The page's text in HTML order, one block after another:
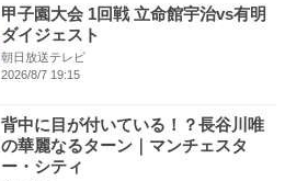
甲子園大会 1回戦 立命館宇治vs有明
ダイジェスト
朝日放送テレビ
2026/8/7 19:15
背中に目が付いている！？長谷川唯
の華麗なるターン｜マンチェスタ
ー・シティ